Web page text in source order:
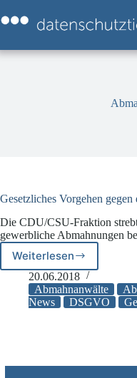
Inhalt
springen
Gesetzliches Vorgehen
Die CDU/CSU-Fraktion
gewerbliche Abmahnungen
WeiterlesenGesetzliches
Vorgehen
gegen
das
20.06.2018
Abmahnanwälte
News
DSGVO